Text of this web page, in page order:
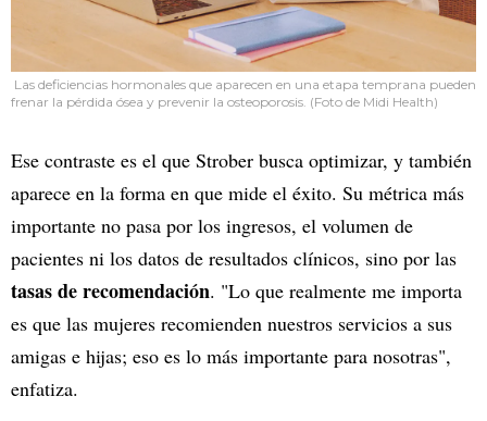
Las deficiencias hormonales que aparecen en una etapa temprana pueden
frenar la pérdida ósea y prevenir la osteoporosis. (Foto de Midi Health)
Ese contraste es el que Strober busca optimizar, y también
aparece en la forma en que mide el éxito. Su métrica más
importante no pasa por los ingresos, el volumen de
pacientes ni los datos de resultados clínicos, sino por las
tasas de recomendación. "Lo que realmente me importa
es que las mujeres recomienden nuestros servicios a sus
amigas e hijas; eso es lo más importante para nosotras",
enfatiza.